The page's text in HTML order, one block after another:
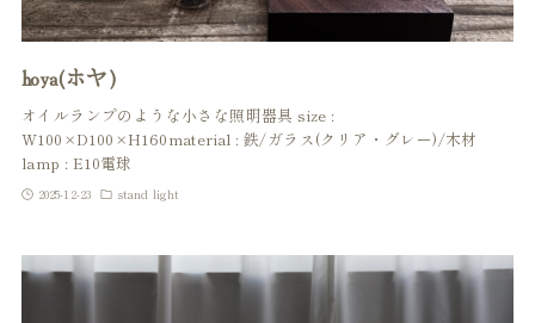
hoya(ホヤ)
オイルランプのような小さな照明器具 size :
W100×D100×H160material : 鉄/ガラス(クリア・グレー)/木材
lamp : E10電球
2025-12-23 stand light